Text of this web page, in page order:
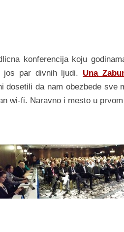
konferencija koju
jos par divnih ljudi. Una
dosetili da nam obezbede sve
wi-fi. Naravno i mesto u